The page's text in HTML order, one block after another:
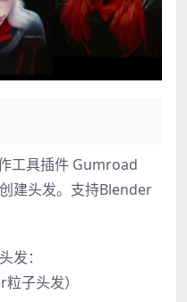
工具插件 Gumroad
建头发。支持Blender
发：
子头发）